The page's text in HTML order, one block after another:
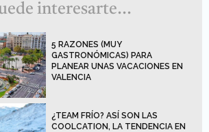
interesarte...
5 RAZONES (MUY
GASTRONÓMICAS) PARA
PLANEAR UNAS VACACIONES EN
VALENCIA
¿TEAM FRÍO? ASÍ SON LAS
COOLCATION, LA TENDENCIA EN